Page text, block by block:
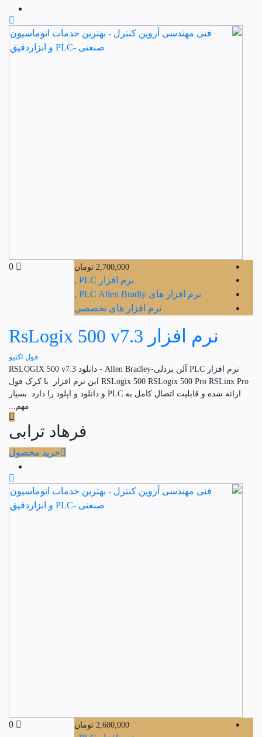
2,700,000 تومان
نرم افزار PLC ,
نرم افزار های PLC Allen Bradly ,
نرم افزار های تخصصی
نرم افزار RsLogix 500 v7.3
فول اکتیو
نرم افزار PLC آلن بردلی-Allen Bradley - دانلود RSLOGIX 500 v7.3
RSLogix 500 RSLogix 500 Pro RSLinx Pro این نرم افزار با کرک فول
ارائه شده و قابلیت اتصال کامل به PLC و دانلود و اپلود را دارد. بسیار
مهم...
فرهاد ترابی
خرید محصول
2,600,000 تومان